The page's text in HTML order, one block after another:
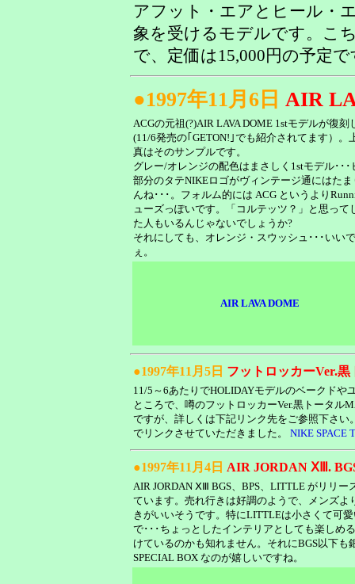
アフット・エアとヒール・
象を受けるモデルです。こ
で、定価は15,000円の予定で
●1997年11月6日 AIR
ACGの元祖(?)AIR LAVA DOME 1stモデルが復刻
(11/6発売の｢GETON!｣でも紹介されてます）。
真はそのサンプルです。
グレー/オレンジの配色はまさしく1stモデル･･･
部分のタテNIKEロゴがヴィンテージ通にはた
んね･･･。フォルム的には ACG というより
ューズっぽいです。「コルテッツ？」と思って
た人もいるんじゃないでしょうか?
それにしても、オレンジ・スウッシュ･･･いい
ぇ。
AIR LAVA DOME
●1997年11月5日 フットロッカーVer.
11/5～6あたりでHOLIDAYモデルのベークド
ところで、噂のフットロッカーVer.黒トータル
ですが、詳しくは下記リンク先をご参照下さい
でリンクさせていただきました。 NIKE SPACE
●1997年11月4日 AIR JORDAN ⅩⅢ.
AIR JORDAN ⅩⅢ BGS、BPS、LITTLE がリリー
ています。売れ行きは好調のようで、メンズよ
きがいいそうです。特にLITTLEは小さくて可
で･･･ちょっとしたインテリアとしても楽しめ
けているのかも知れません。それにBGS以下も
SPECIAL BOX なのが嬉しいですね。